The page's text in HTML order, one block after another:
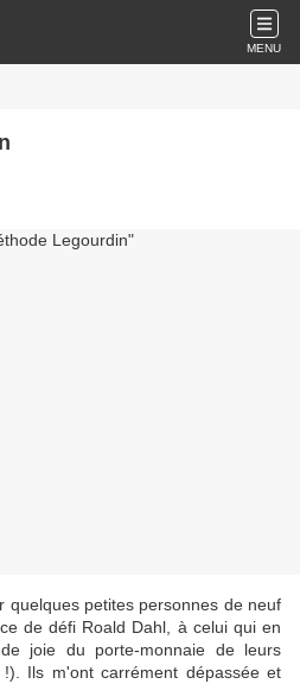
MENU
quelques petites personnes de neuf
de défi Roald Dahl, à celui qui en
joie du porte-monnaie de leurs
Ils m'ont carrément dépassée et